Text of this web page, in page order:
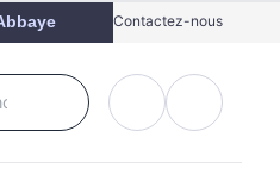
Contactez-nous